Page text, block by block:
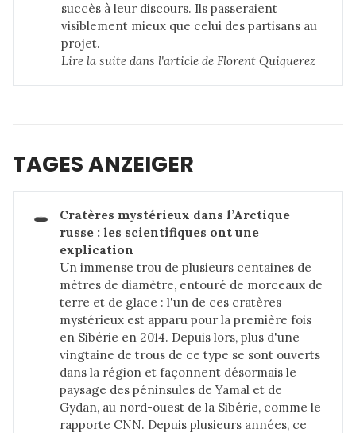
succès à leur discours. Ils passeraient
visiblement mieux que celui des partisans au
projet.
Lire la suite dans l'article de Florent Quiquerez
TAGES ANZEIGER
🕳️
Cratères mystérieux dans l’Arctique
russe : les scientifiques ont une
explication
Un immense trou de plusieurs centaines de
mètres de diamètre, entouré de morceaux de
terre et de glace : l'un de ces cratères
mystérieux est apparu pour la première fois
en Sibérie en 2014. Depuis lors, plus d'une
vingtaine de trous de ce type se sont ouverts
dans la région et façonnent désormais le
paysage des péninsules de Yamal et de
Gydan, au nord-ouest de la Sibérie, comme le
rapporte CNN. Depuis plusieurs années, ce